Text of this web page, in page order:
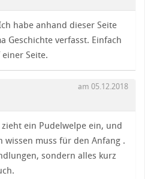
habe anhand dieser Seite
Geschichte verfasst. Einfach
Seite.
am 05.12.2018
ein Pudelwelpe ein, und
wissen muss für den Anfang .
sondern alles kurz